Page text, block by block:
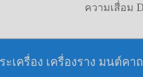
ความเสื่อม
เครื่อง เครื่องราง มนต์คา